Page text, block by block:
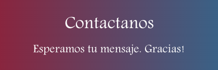
Contactanos
Esperamos tu mensaje. Gracias!